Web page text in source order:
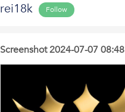
rei18k Follow
Screenshot 2024-07-07 08:48